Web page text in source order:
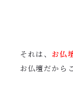
それは、 お仏
お仏壇だから